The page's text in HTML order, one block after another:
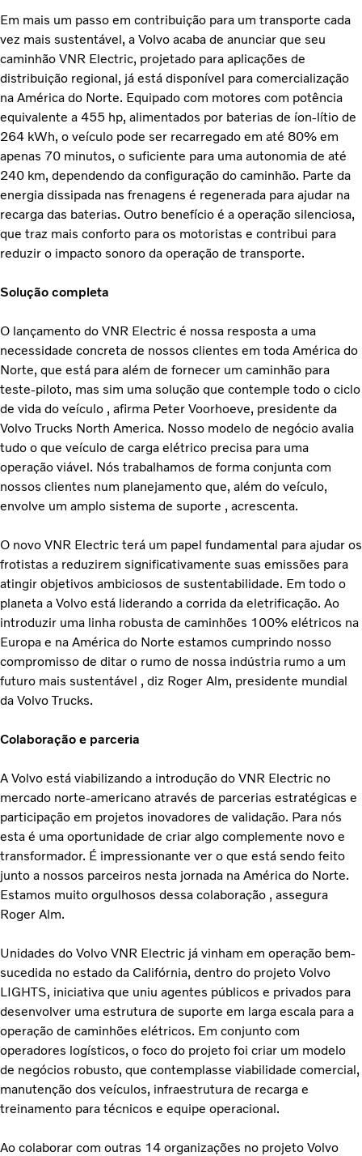
Em mais um passo em contribuição para um transporte cada
vez mais sustentável, a Volvo acaba de anunciar que seu
caminhão VNR Electric, projetado para aplicações de
distribuição regional, já está disponível para comercialização
na América do Norte. Equipado com motores com potência
equivalente a 455 hp, alimentados por baterias de íon-lítio de
264 kWh, o veículo pode ser recarregado em até 80% em
apenas 70 minutos, o suficiente para uma autonomia de até
240 km, dependendo da configuração do caminhão. Parte da
energia dissipada nas frenagens é regenerada para ajudar na
recarga das baterias. Outro benefício é a operação silenciosa,
que traz mais conforto para os motoristas e contribui para
reduzir o impacto sonoro da operação de transporte.
Solução completa
O lançamento do VNR Electric é nossa resposta a uma
necessidade concreta de nossos clientes em toda América do
Norte, que está para além de fornecer um caminhão para
teste-piloto, mas sim uma solução que contemple todo o ciclo
de vida do veículo , afirma Peter Voorhoeve, presidente da
Volvo Trucks North America. Nosso modelo de negócio avalia
tudo o que veículo de carga elétrico precisa para uma
operação viável. Nós trabalhamos de forma conjunta com
nossos clientes num planejamento que, além do veículo,
envolve um amplo sistema de suporte , acrescenta.
O novo VNR Electric terá um papel fundamental para ajudar os
frotistas a reduzirem significativamente suas emissões para
atingir objetivos ambiciosos de sustentabilidade. Em todo o
planeta a Volvo está liderando a corrida da eletrificação. Ao
introduzir uma linha robusta de caminhões 100% elétricos na
Europa e na América do Norte estamos cumprindo nosso
compromisso de ditar o rumo de nossa indústria rumo a um
futuro mais sustentável , diz Roger Alm, presidente mundial
da Volvo Trucks.
Colaboração e parceria
A Volvo está viabilizando a introdução do VNR Electric no
mercado norte-americano através de parcerias estratégicas e
participação em projetos inovadores de validação. Para nós
esta é uma oportunidade de criar algo complemente novo e
transformador. É impressionante ver o que está sendo feito
junto a nossos parceiros nesta jornada na América do Norte.
Estamos muito orgulhosos dessa colaboração , assegura
Roger Alm.
Unidades do Volvo VNR Electric já vinham em operação bem-
sucedida no estado da Califórnia, dentro do projeto Volvo
LIGHTS, iniciativa que uniu agentes públicos e privados para
desenvolver uma estrutura de suporte em larga escala para a
operação de caminhões elétricos. Em conjunto com
operadores logísticos, o foco do projeto foi criar um modelo
de negócios robusto, que contemplasse viabilidade comercial,
manutenção dos veículos, infraestrutura de recarga e
treinamento para técnicos e equipe operacional.
Ao colaborar com outras 14 organizações no projeto Volvo